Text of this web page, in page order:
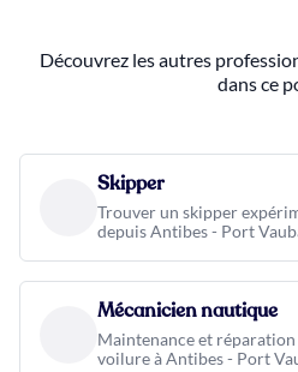
Découvrez les autres
dans ce
Skipper
Trouver un skipper
depuis Antibes - Port
Mécanicien nautique
Maintenance et
voilure à Antibes - Port